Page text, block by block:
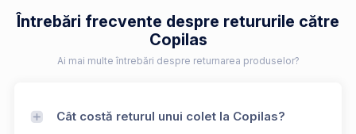
Întrebări frecvente despre retururile către
Copilas
Ai mai multe întrebări despre returnarea produselor?
Cât costă returul unui colet la Copilas?